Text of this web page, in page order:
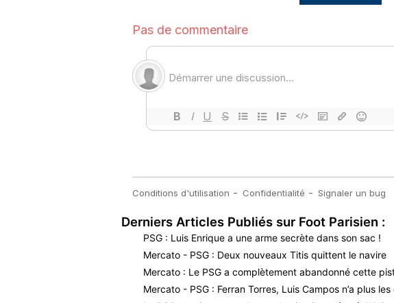
Derniers Articles Publiés sur Foot Parisien :
PSG : Luis Enrique a une arme secrète dans son sac !
Mercato - PSG : Deux nouveaux Titis quittent le navire
Mercato : Le PSG a complètement abandonné cette
Mercato - PSG : Ferran Torres, Luis Campos n’a plus